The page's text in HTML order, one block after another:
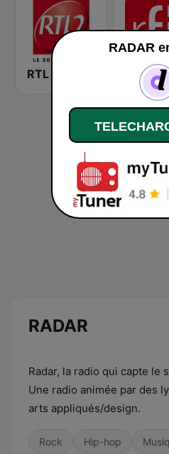
RTL 2 RFI
RADAR
Radar, la radio qui capte le
Une radio animée par des
arts appliqués/design.
Rock Hip-hop
RADAR